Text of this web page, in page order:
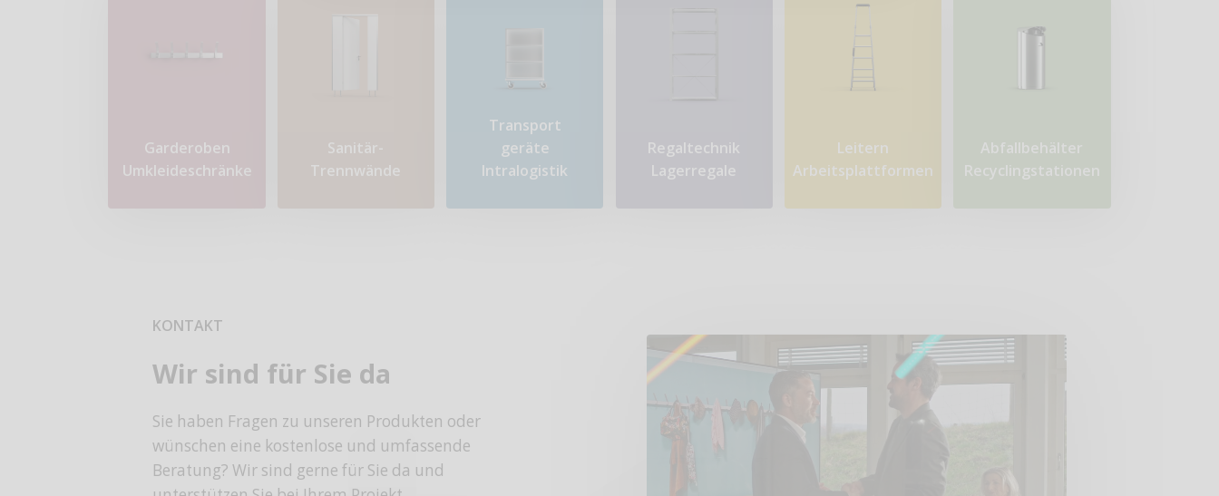
Garderoben
Umkleideschränke
Sanitär-
Trennwände
Transport​
geräte
Intralogistik
Regaltechnik
Lagerregale
Leitern
Arbeitsplattformen
Abfallbehälter
Recyclingstationen
KONTAKT
Wir sind für Sie da
Sie haben Fragen zu unseren Produkten oder
wünschen eine kostenlose und umfassende
Beratung? Wir sind gerne für Sie da und